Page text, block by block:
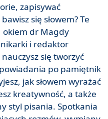
zapisywać
się słowem? Te
okiem dr Magdy
i redaktor
się tworzyć
po pamiętnik
jak słowem wyrażać
kreatywność, a także
styl pisania. Spotkania